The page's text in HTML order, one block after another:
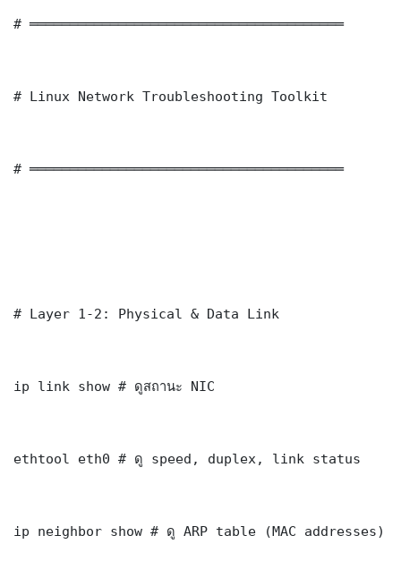
# ═══════════════════════════════════════
# Linux Network Troubleshooting Toolkit
# ═══════════════════════════════════════
# Layer 1-2: Physical & Data Link
ip link show # ดูสถานะ NIC
ethtool eth0 # ดู speed, duplex, link status
ip neighbor show # ดู ARP table (MAC addresses)